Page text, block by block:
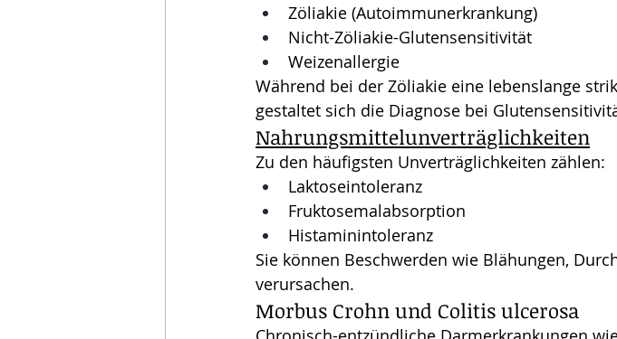
Zöliakie (Autoimmunerkrankung)
Nicht-Zöliakie-Glutensensitivität
Weizenallergie
Während bei der Zöliakie eine lebenslange
gestaltet sich die Diagnose bei
Nahrungsmittelunverträglichkeiten
Zu den häufigsten Unverträglichkeiten zählen:
Laktoseintoleranz
Fruktosemalabsorption
Histaminintoleranz
Sie können Beschwerden wie Blähungen,
verursachen.
Morbus Crohn und Colitis ulcerosa